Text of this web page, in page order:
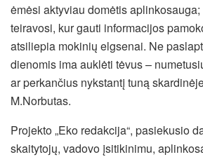
ėmėsi aktyviau domėtis
teiravosi, kur gauti informacijos
atsiliepia mokinių elgsenai. Ne
dienomis ima auklėti tėvus –
ar perkančius nykstantį tuną
M.Norbutas.
Projekto „Eko redakcija“, pasiekusio
skaitytojų, vadovo įsitikinimu,